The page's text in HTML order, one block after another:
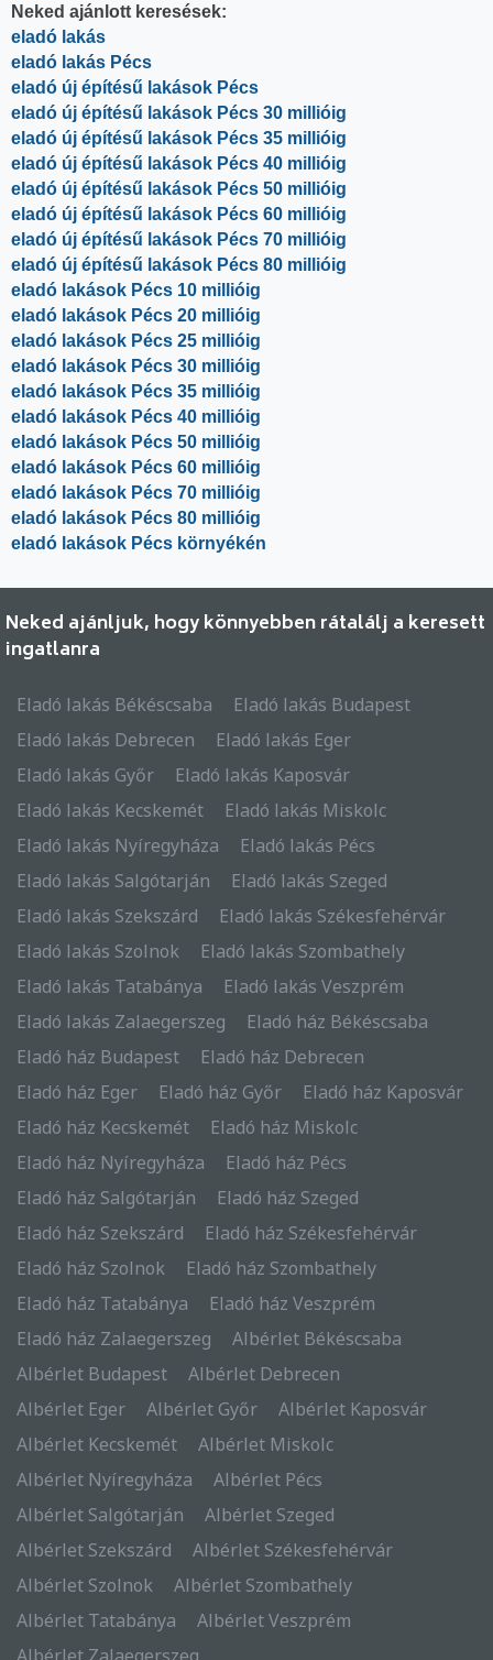
Neked ajánlott keresések:
eladó lakás
eladó lakás Pécs
eladó új építésű lakások Pécs
eladó új építésű lakások Pécs 30 millióig
eladó új építésű lakások Pécs 35 millióig
eladó új építésű lakások Pécs 40 millióig
eladó új építésű lakások Pécs 50 millióig
eladó új építésű lakások Pécs 60 millióig
eladó új építésű lakások Pécs 70 millióig
eladó új építésű lakások Pécs 80 millióig
eladó lakások Pécs 10 millióig
eladó lakások Pécs 20 millióig
eladó lakások Pécs 25 millióig
eladó lakások Pécs 30 millióig
eladó lakások Pécs 35 millióig
eladó lakások Pécs 40 millióig
eladó lakások Pécs 50 millióig
eladó lakások Pécs 60 millióig
eladó lakások Pécs 70 millióig
eladó lakások Pécs 80 millióig
eladó lakások Pécs környékén
Neked ajánljuk, hogy könnyebben rátalálj a keresett
ingatlanra
Eladó lakás Békéscsaba
Eladó lakás Budapest
Eladó lakás Debrecen
Eladó lakás Eger
Eladó lakás Győr
Eladó lakás Kaposvár
Eladó lakás Kecskemét
Eladó lakás Miskolc
Eladó lakás Nyíregyháza
Eladó lakás Pécs
Eladó lakás Salgótarján
Eladó lakás Szeged
Eladó lakás Szekszárd
Eladó lakás Székesfehérvár
Eladó lakás Szolnok
Eladó lakás Szombathely
Eladó lakás Tatabánya
Eladó lakás Veszprém
Eladó lakás Zalaegerszeg
Eladó ház Békéscsaba
Eladó ház Budapest
Eladó ház Debrecen
Eladó ház Eger
Eladó ház Győr
Eladó ház Kaposvár
Eladó ház Kecskemét
Eladó ház Miskolc
Eladó ház Nyíregyháza
Eladó ház Pécs
Eladó ház Salgótarján
Eladó ház Szeged
Eladó ház Szekszárd
Eladó ház Székesfehérvár
Eladó ház Szolnok
Eladó ház Szombathely
Eladó ház Tatabánya
Eladó ház Veszprém
Eladó ház Zalaegerszeg
Albérlet Békéscsaba
Albérlet Budapest
Albérlet Debrecen
Albérlet Eger
Albérlet Győr
Albérlet Kaposvár
Albérlet Kecskemét
Albérlet Miskolc
Albérlet Nyíregyháza
Albérlet Pécs
Albérlet Salgótarján
Albérlet Szeged
Albérlet Szekszárd
Albérlet Székesfehérvár
Albérlet Szolnok
Albérlet Szombathely
Albérlet Tatabánya
Albérlet Veszprém